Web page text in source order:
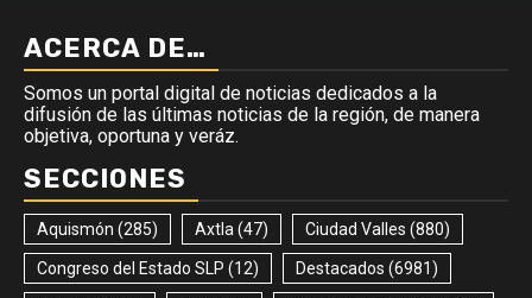
ACERCA DE…
Somos un portal digital de noticias dedicados a la
difusión de las últimas noticias de la región, de manera
objetiva, oportuna y veráz.
SECCIONES
Aquismón (285) Axtla(47) Ciudad Valles (880)
Congreso del Estado SLP (12) Destacados (6981)